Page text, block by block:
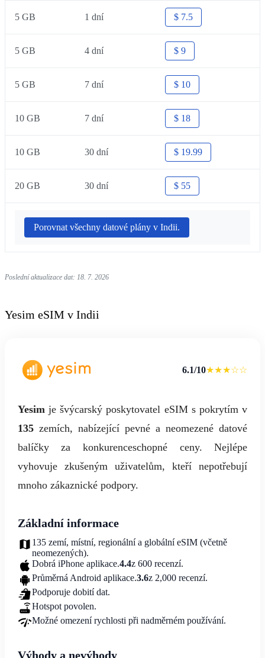
5 GB 1 dní $ 7.5
5 GB 4 dní $ 9
5 GB 7 dní $ 10
10 GB 7 dní $ 18
10 GB 30 dní $ 19.99
20 GB 30 dní $ 55
Porovnat všechny datové plány v Indii.
Poslední aktualizace dat: 18. 7. 2026
Yesim eSIM v Indii
6.1/10★★★☆☆
Yesim je švýcarský poskytovatel eSIM s pokrytím v
135zemích, nabízející pevné a neomezené datové
balíčky za konkurenceschopné ceny. Nejlépe
vyhovuje zkušeným uživatelům, kteří nepotřebují
mnoho zákaznické podpory.
Základní informace
135 zemí, místní, regionální a globální eSIM (včetně
neomezených).
Dobrá iPhone aplikace.4.4z 600 recenzí.
Průměrná Android aplikace.3.6z 2,000 recenzí.
Podporuje dobití dat.
Hotspot povolen.
Možné omezení rychlosti při nadměrném používání.
Výhody a nevýhody